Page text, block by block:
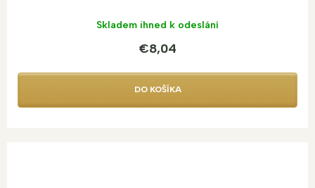
Skladem ihned k odeslání
€8,04
DO KOŠÍKA